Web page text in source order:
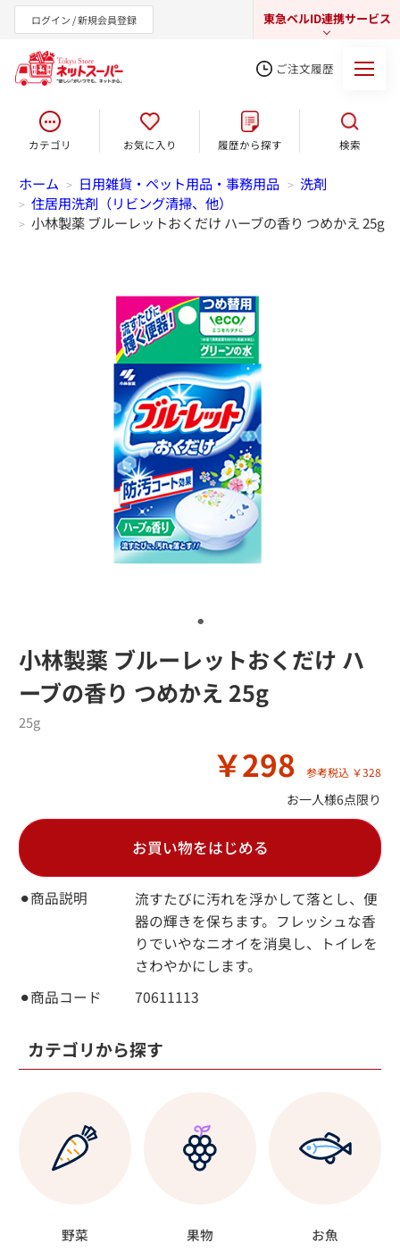
ログイン / 新規会員登録 東急ベルID連携サービス
東急オンラインショップ
ご注文履歴
カテゴリ お気に入り 履歴から探す 検索
ホーム > 日用雑貨・ペット用品・事務用品 > 洗剤
> 住居用洗剤（リビング清掃、他）
> 小林製薬 ブルーレットおくだけ ハーブの香り つめかえ 25g
小林製薬 ブルーレットおくだけ ハ
ーブの香り つめかえ 25g
⚫︎商品説明
流すたびに汚れを浮かして落とし、便
器の輝きを保ちます。フレッシュな香
りでいやなニオイを消臭し、トイレを
さわやかにします。
￥298 参考税込 ￥328
お一人様6点限り
⚫︎商品コード 70611113
25g
お買い物をはじめる
カテゴリから探す
野菜 果物 お魚